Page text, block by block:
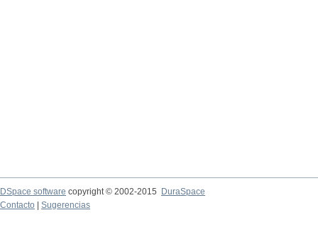
DSpace software copyright © 2002-2015
DuraSpace
Contacto
Sugerencias